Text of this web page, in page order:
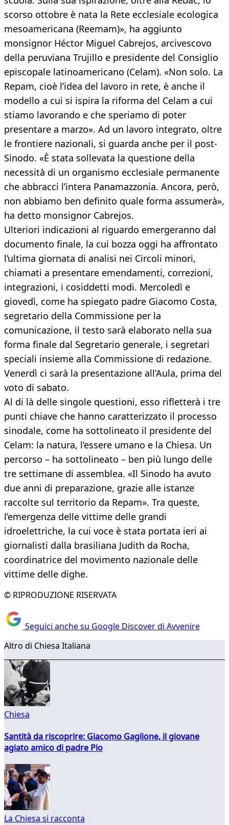
scorso ottobre è nata la Rete ecclesiale ecologica
mesoamericana (Reemam)», ha aggiunto
monsignor Héctor Miguel Cabrejos, arcivescovo
della peruviana Trujillo e presidente del Consiglio
episcopale latinoamericano (Celam). «Non solo. La
Repam, cioè l’idea del lavoro in rete, è anche il
modello a cui si ispira la riforma del Celam a cui
stiamo lavorando e che speriamo di poter
presentare a marzo». Ad un lavoro integrato, oltre
le frontiere nazionali, si guarda anche per il post-
Sinodo. «È stata sollevata la questione della
necessità di un organismo ecclesiale permanente
che abbracci l’intera Panamazzonia. Ancora, però,
non abbiamo ben definito quale forma assumerà»,
ha detto monsignor Cabrejos.
Ulteriori indicazioni al riguardo emergeranno dal
documento finale, la cui bozza oggi ha affrontato
l’ultima giornata di analisi nei Circoli minori,
chiamati a presentare emendamenti, correzioni,
integrazioni, i cosiddetti modi. Mercoledì e
giovedì, come ha spiegato padre Giacomo Costa,
segretario della Commissione per la
comunicazione, il testo sarà elaborato nella sua
forma finale dal Segretario generale, i segretari
speciali insieme alla Commissione di redazione.
Venerdì ci sarà la presentazione all’Aula, prima del
voto di sabato.
Al di là delle singole questioni, esso rifletterà i tre
punti chiave che hanno caratterizzato il processo
sinodale, come ha sottolineato il presidente del
Celam: la natura, l’essere umano e la Chiesa. Un
percorso – ha sottolineato – ben più lungo delle
tre settimane di assemblea. «Il Sinodo ha avuto
due anni di preparazione, grazie alle istanze
raccolte sul territorio da Repam». Tra queste,
l’emergenza delle vittime delle grandi
idroelettriche, la cui voce è stata portata ieri ai
giornalisti dalla brasiliana Judith da Rocha,
coordinatrice del movimento nazionale delle
vittime delle dighe.
© RIPRODUZIONE RISERVATA
Seguici anche su Google Discover di Avvenire
Altro di Chiesa Italiana
Chiesa
Santità da riscoprire: Giacomo Gaglione, il giovane
agiato amico di padre Pio
La Chiesa si racconta